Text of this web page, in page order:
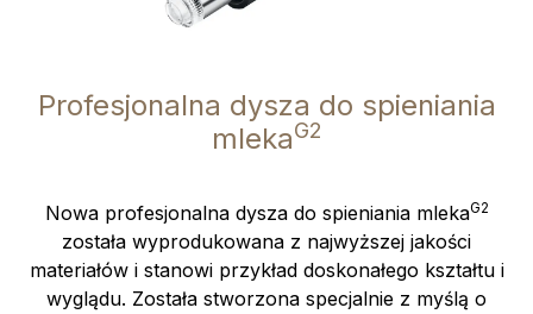
Profesjonalna dysza do spieniania
mlekaG2
Nowa profesjonalna dysza do spieniania mlekaG2
została wyprodukowana z najwyższej jakości
materiałów i stanowi przykład doskonałego kształtu i
wyglądu. Została stworzona specjalnie z myślą o